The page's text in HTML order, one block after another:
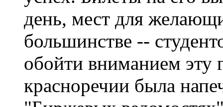
день, мест для
большинстве --
обойти вниманием эту
красноречии была